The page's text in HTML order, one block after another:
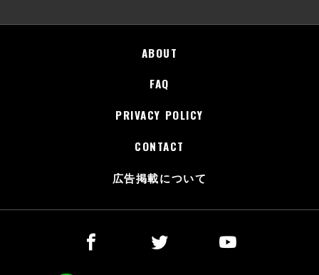
ABOUT
FAQ
PRIVACY POLICY
CONTACT
広告掲載について